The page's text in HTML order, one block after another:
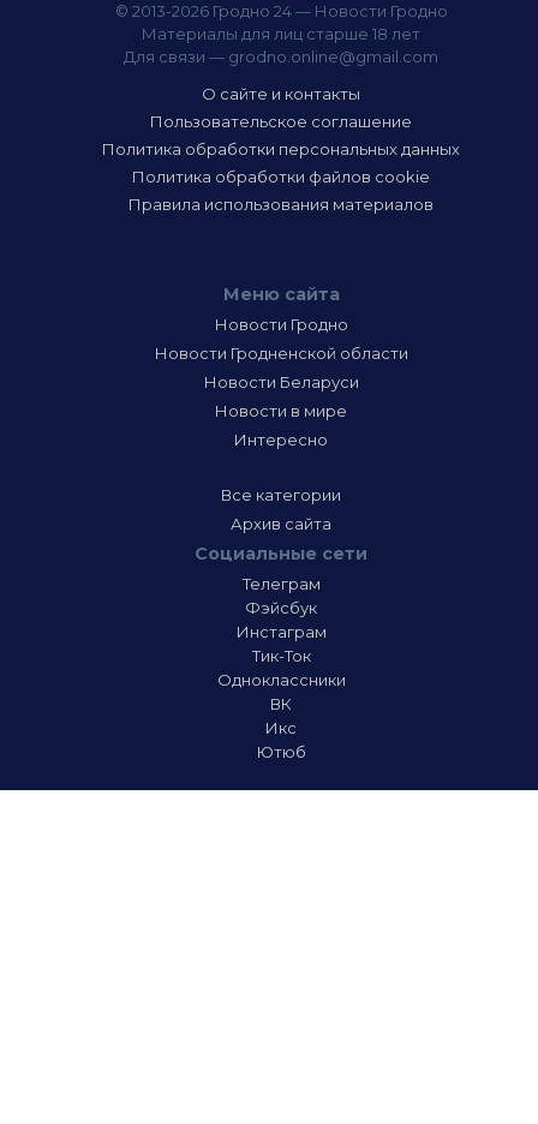
© 2013-2026 Гродно 24 — Новости Гродно
Материалы для лиц старше 18 лет
Для связи — grodno.online@gmail.com
О сайте и контакты
Пользовательское соглашение
Политика обработки персональных данных
Политика обработки файлов cookie
Правила использования материалов
Меню сайта
Новости Гродно
Новости Гродненской области
Новости Беларуси
Новости в мире
Интересно
Все категории
Архив сайта
Социальные сети
Телеграм
Фэйсбук
Инстаграм
Тик-Ток
Одноклассники
ВК
Икс
Ютюб